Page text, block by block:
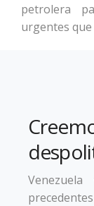
petrolera
urgentes